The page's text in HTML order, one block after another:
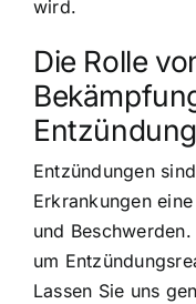
wird.
Die Rolle
Entzündungen
Erkrankungen
und
um
Lassen Sie uns